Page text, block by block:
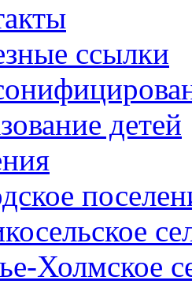
ссылки
детей
Холмское